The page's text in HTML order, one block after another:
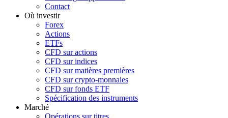
Contact
Où investir
Forex
Actions
ETFs
CFD sur actions
CFD sur indices
CFD sur matières premières
CFD sur crypto-monnaies
CFD sur fonds ETF
Spécification des instruments
Marché
Opérations sur titres